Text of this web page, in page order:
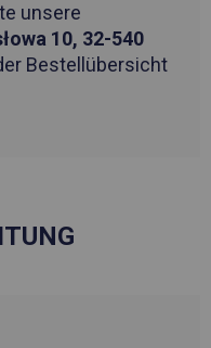
unsere
10, 32-540
Bestellübersicht